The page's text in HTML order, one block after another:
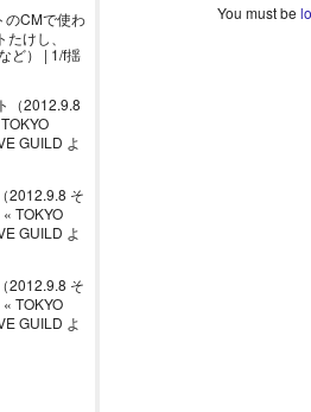
のCMで使わ
けし、
ど） | 1/f揺
（2012.9.8
GUILD よ
2012.9.8 そ
TOKYO
GUILD よ
2012.9.8 そ
TOKYO
GUILD よ
You must be